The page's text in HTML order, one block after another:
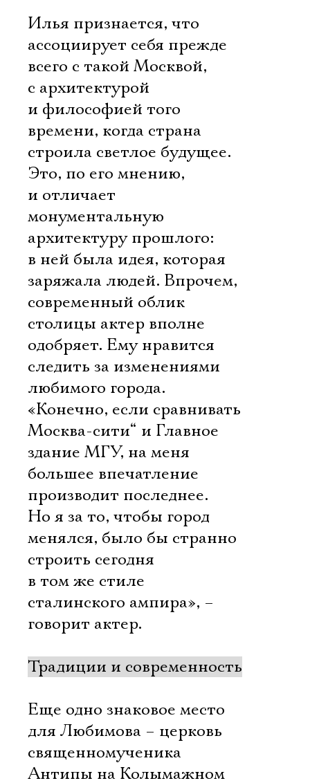
Илья признается, что
ассоциирует себя прежде
всего с такой Москвой,
с архитектурой
и философией того
времени, когда страна
строила светлое будущее.
Это, по его мнению,
и отличает
монументальную
архитектуру прошлого:
в ней была идея, которая
заряжала людей. Впрочем,
современный облик
столицы актер вполне
одобряет. Ему нравится
следить за изменениями
любимого города.
«Конечно, если сравнивать
Москва-сити“ и Главное
здание МГУ, на меня
большее впечатление
производит последнее.
Но я за то, чтобы город
менялся, было бы странно
строить сегодня
в том же стиле
сталинского ампира», –
говорит актер.
Традиции и современность
Еще одно знаковое место
для Любимова – церковь
священномученика
Антипы на Колымажном
Имя
Ознакомиться